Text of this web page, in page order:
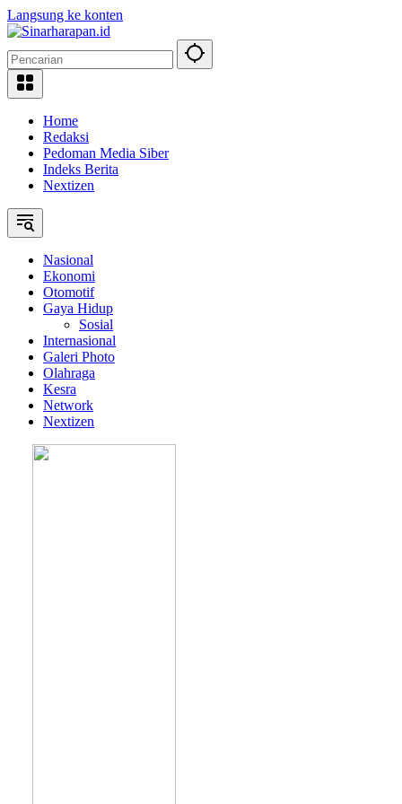
Langsung ke konten
Home
Redaksi
Pedoman Media Siber
Indeks Berita
Nextizen
Nasional
Ekonomi
Otomotif
Gaya Hidup
Sosial
Internasional
Galeri Photo
Olahraga
Kesra
Network
Nextizen